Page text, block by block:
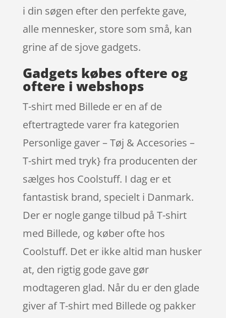
i din søgen efter den perfekte gave,
alle mennesker, store som små, kan
grine af de sjove gadgets.
Gadgets købes oftere og
oftere i webshops
T-shirt med Billede er en af de
eftertragtede varer fra kategorien
Personlige gaver – Tøj & Accesories –
T-shirt med tryk} fra producenten der
sælges hos Coolstuff. I dag er et
fantastisk brand, specielt i Danmark.
Der er nogle gange tilbud på T-shirt
med Billede, og køber ofte hos
Coolstuff. Det er ikke altid man husker
at, den rigtig gode gave gør
modtageren glad. Når du er den glade
giver af T-shirt med Billede og pakker